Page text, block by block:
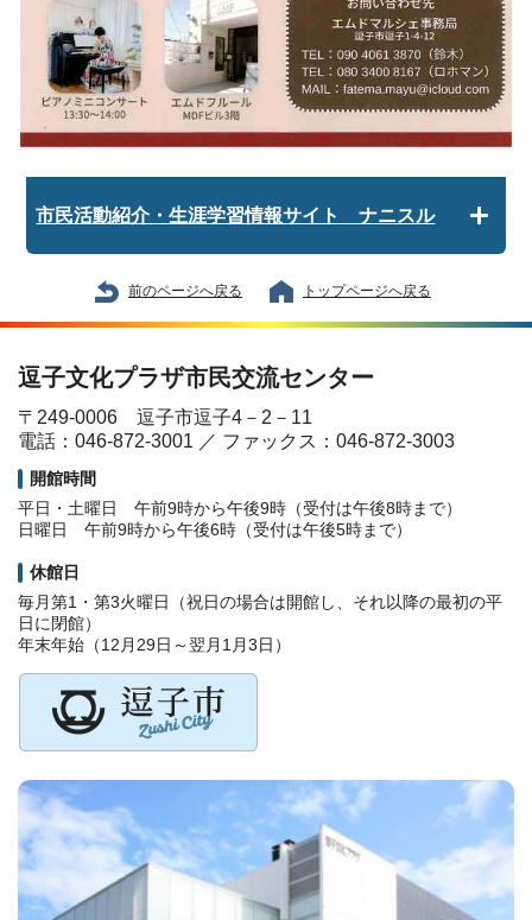
市民活動紹介・生涯学習情報サイト ナニスル
前のページへ戻る トップページへ戻る
逗子文化プラザ市民交流センター
〒249-0006 逗子市逗子4－2－11
電話：046-872-3001 ／ ファックス：046-872-3003
開館時間
平日・土曜日 午前9時から午後9時（受付は午後8時まで）
日曜日 午前9時から午後6時（受付は午後5時まで）
休館日
毎月第1・第3火曜日（祝日の場合は開館し、それ以降の最初の平
日に閉館）
年末年始（12月29日～翌月1月3日）